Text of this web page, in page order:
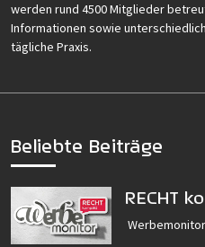
werden rund 4500 Mitglieder
Informationen sowie
tägliche Praxis.
Beliebte Beiträge
RECHT